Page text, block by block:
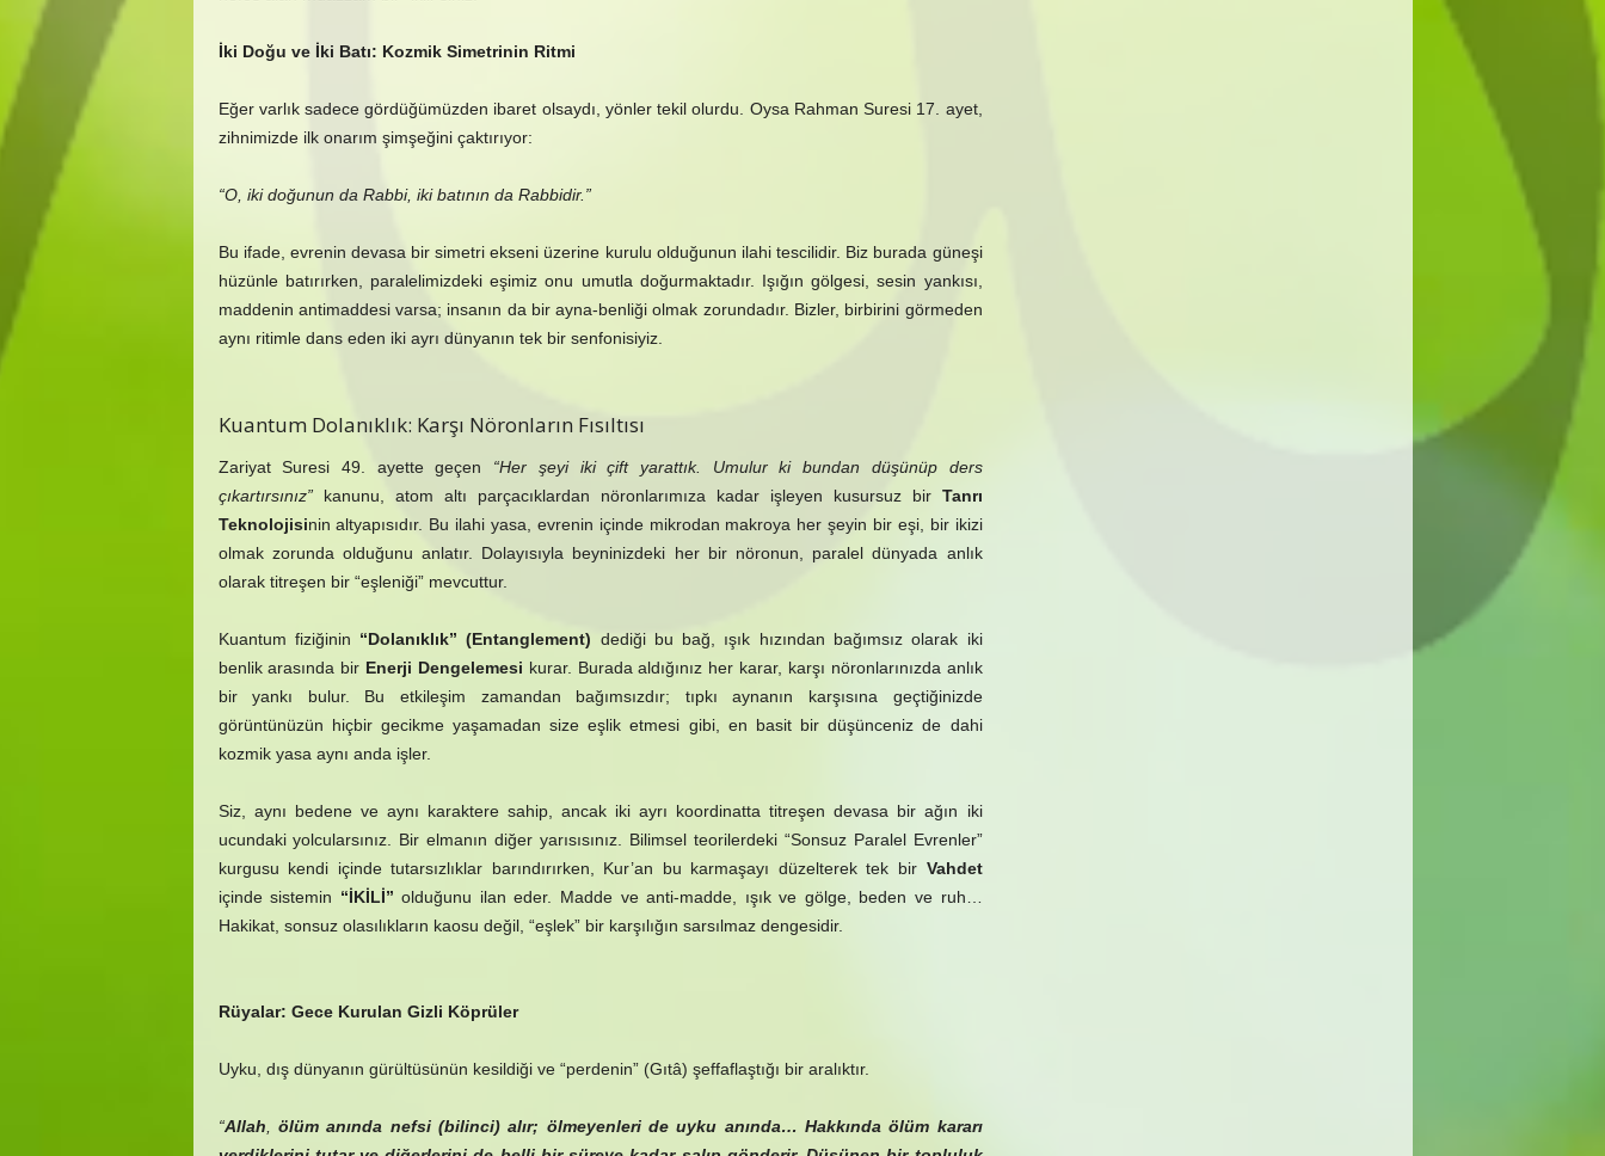
İki Doğu ve İki Batı: Kozmik Simetrinin Ritmi
Eğer varlık sadece gördüğümüzden ibaret olsaydı, yönler tekil olurdu. Oysa Rahman Suresi 17. ayet,
zihnimizde ilk onarım şimşeğini çaktırıyor:
“O, iki doğunun da Rabbi, iki batının da Rabbidir.”
Bu ifade, evrenin devasa bir simetri ekseni üzerine kurulu olduğunun ilahi tescilidir. Biz burada güneşi
hüzünle batırırken, paralelimizdeki eşimiz onu umutla doğurmaktadır. Işığın gölgesi, sesin yankısı,
maddenin antimaddesi varsa; insanın da bir ayna-benliği olmak zorundadır. Bizler, birbirini görmeden
aynı ritimle dans eden iki ayrı dünyanın tek bir senfonisiyiz.
Kuantum Dolanıklık: Karşı Nöronların Fısıltısı
Zariyat Suresi 49. ayette geçen “Her şeyi iki çift yarattık. Umulur ki bundan düşünüp ders
çıkartırsınız”kanunu, atom altı parçacıklardan nöronlarımıza kadar işleyen kusursuz bir Tanrı
Teknolojisinin altyapısıdır. Bu ilahi yasa, evrenin içinde mikrodan makroya her şeyin bir eşi, bir ikizi
olmak zorunda olduğunu anlatır. Dolayısıyla beyninizdeki her bir nöronun, paralel dünyada anlık
olarak titreşen bir “eşleniği” mevcuttur.
Kuantum fiziğinin “Dolanıklık” (Entanglement) dediği bu bağ, ışık hızından bağımsız olarak iki
benlik arasında bir Enerji Dengelemesi kurar. Burada aldığınız her karar, karşı nöronlarınızda anlık
bir yankı bulur. Bu etkileşim zamandan bağımsızdır; tıpkı aynanın karşısına geçtiğinizde
görüntünüzün hiçbir gecikme yaşamadan size eşlik etmesi gibi, en basit bir düşünceniz de dahi
kozmik yasa aynı anda işler.
Siz, aynı bedene ve aynı karaktere sahip, ancak iki ayrı koordinatta titreşen devasa bir ağın iki
ucundaki yolcularsınız. Bir elmanın diğer yarısısınız. Bilimsel teorilerdeki “Sonsuz Paralel Evrenler”
kurgusu kendi içinde tutarsızlıklar barındırırken, Kur’an bu karmaşayı düzelterek tek bir Vahdet
içinde sistemin “İKİLİ” olduğunu ilan eder. Madde ve anti-madde, ışık ve gölge, beden ve ruh…
Hakikat, sonsuz olasılıkların kaosu değil, “eşlek” bir karşılığın sarsılmaz dengesidir.
Rüyalar: Gece Kurulan Gizli Köprüler
Uyku, dış dünyanın gürültüsünün kesildiği ve “perdenin” (Gıtâ) şeffaflaştığı bir aralıktır.
“Allah
ölüm anında nefsi (bilinci) alır; ölmeyenleri de uyku anında… Hakkında ölüm kararı